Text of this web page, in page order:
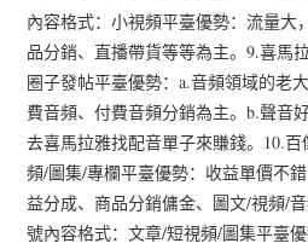
內容格式：小視頻平臺優勢：流量大
品分銷、直播帶貨等等為主。9.喜馬
圈子發帖平臺優勢：a.音頻領域的老
費音頻、付費音頻分銷為主。b.聲音
去喜馬拉雅找配音單子來賺錢。10.
頻/圖集/專欄平臺優勢：收益單價不
益分成、商品分銷傭金、圖文/視頻/
號內容格式：文章/短視頻/圖集平臺